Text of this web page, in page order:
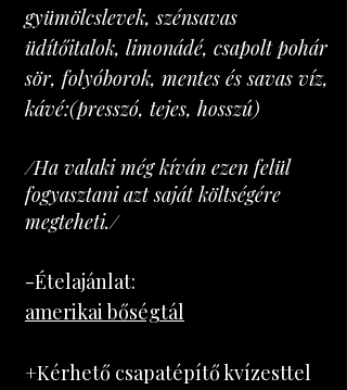
gyümölcslevek, szénsavas
üdítőitalok, limonádé, csapolt pohár
sör, folyóborok, mentes és savas víz,
kávé:(presszó, tejes, hosszú)
/Ha valaki még kíván ezen felül
fogyasztani azt saját költségére
megteheti./
-Ételajánlat:
amerikai bőségtál
+Kérhető csapatépítő kvízesttel